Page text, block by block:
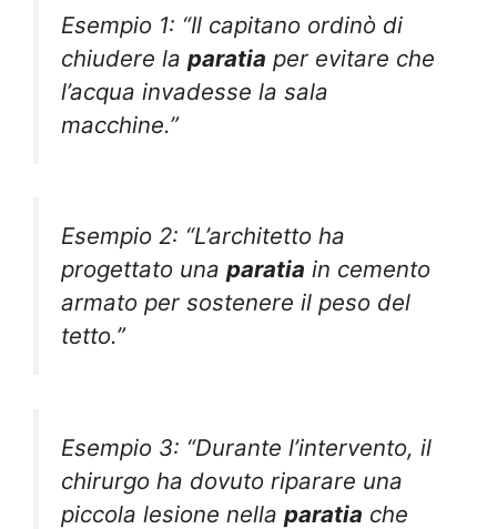
Esempio 1: “Il capitano ordinò di
chiudere la paratia per evitare che
l’acqua invadesse la sala
macchine.”
Esempio 2: “L’architetto ha
progettato una paratia in cemento
armato per sostenere il peso del
tetto.”
Esempio 3: “Durante l’intervento, il
chirurgo ha dovuto riparare una
piccola lesione nella paratia che